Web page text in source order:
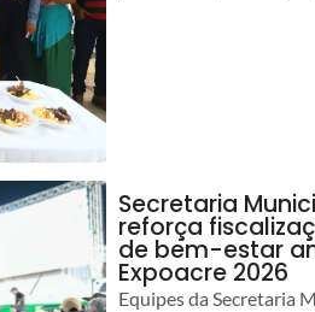
Secretaria
reforça
de bem-estar
Expoacre 2026
Equipes da Secretaria